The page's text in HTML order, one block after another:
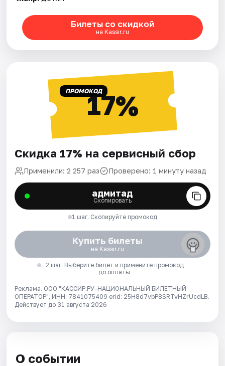
Билеты со скидкой
на Kassir.ru
ПРОМОКОД17%
Скидка 17% на сервисный сбор
Применили: 2 257 раз Проверено: 1 минуту назад
адмитад
Скопировать
1 шаг. Скопируйте промокод
Купить билеты
на Kassir.ru
2 шаг. Выберите билет и примените промокод
до оплаты
Реклама. ООО "КАССИР.РУ-НАЦИОНАЛЬНЫЙ БИЛЕТНЫЙ
ОПЕРАТОР", ИНН: 7841075409 erid: 25H8d7vbP8SRTvHZrUcdLB.
Действует до 31 августа 2026
О событии